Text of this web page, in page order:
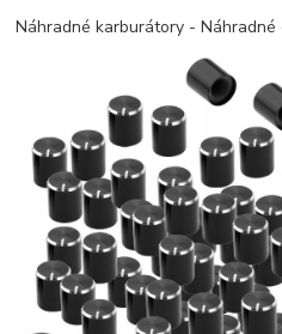
Náhradné karburátory - Náhradné